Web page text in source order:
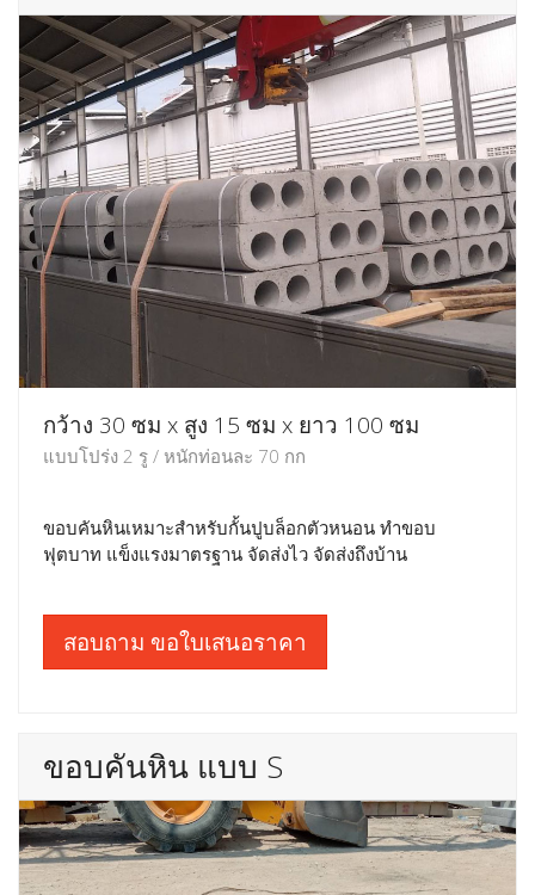
กว้าง 30 ซม x สูง 15 ซม x ยาว 100 ซม
แบบโปร่ง 2 รู / หนักท่อนละ 70 กก
ขอบคันหินเหมาะสำหรับกั้นปูบล็อกตัวหนอน ทำขอบ
ฟุตบาท แข็งแรงมาตรฐาน จัดส่งไว จัดส่งถึงบ้าน
สอบถาม ขอใบเสนอราคา
ขอบคันหิน แบบ S